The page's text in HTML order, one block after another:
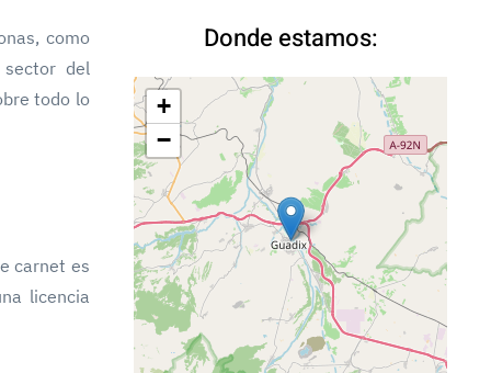
como
sector del
todo lo
carnet es
licencia
Donde estamos:
+
−